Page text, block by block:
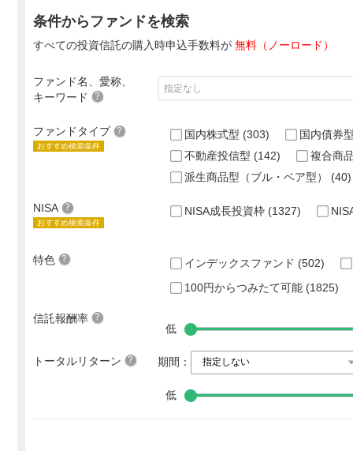
条件からファンドを検索
すべての投資信託の購入時申込手数料が 無料（ノーロード）
ファンド名、愛称、
キーワード
ファンドタイプ 国内株式型 (303)
国内債券
不動産投信型 (142)
複合商
派生商品型（ブル・ベア型）
(40)
NISA NISA成長投資枠 (1327)
特色 インデックスファンド (502)
100円からつみたて可能 (1825)
信託報酬率
低
トータルリターン 期間：
低